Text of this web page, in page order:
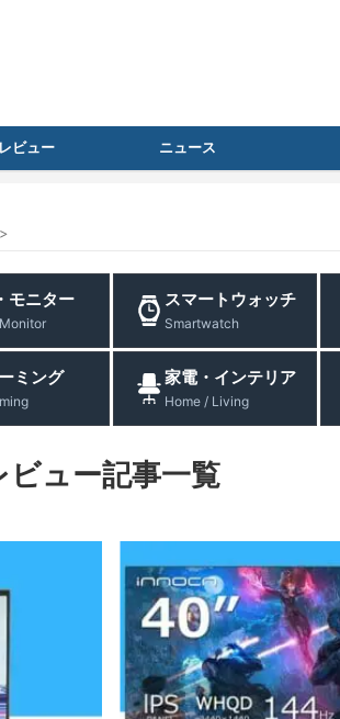
ビュー ニュース
>
モニター スマートウォッチ
Smartwatch
ミング 家電・インテリア
Home / Living
ュー記事一覧